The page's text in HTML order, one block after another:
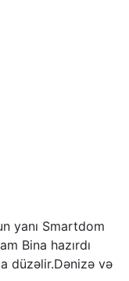
yanı Smartdom
Bina hazırdı
düzəlir.Dənizə və